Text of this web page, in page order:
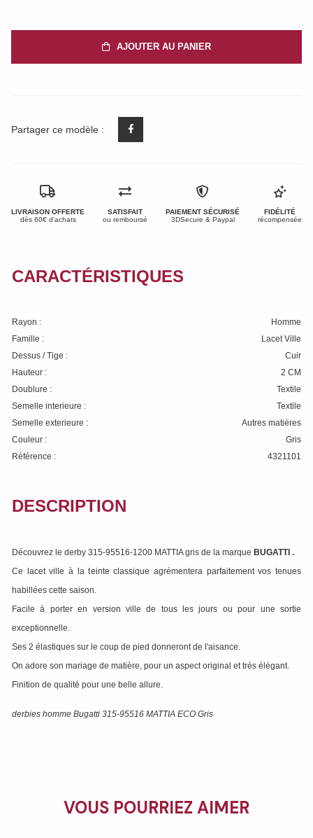
AJOUTER AU PANIER
Partager ce modèle :
LIVRAISON OFFERTE
dès 60€ d'achats
SATISFAIT
ou remboursé
PAIEMENT SÉCURISÉ
3DSecure & Paypal
FIDÉLITÉ
récompensée
CARACTÉRISTIQUES
Rayon :
Homme
Famille :
Lacet Ville
Dessus / Tige :
Cuir
Hauteur :
2 CM
Doublure :
Textile
Semelle interieure :
Textile
Semelle exterieure :
Autres matières
Couleur :
Gris
Référence :
4321101
DESCRIPTION
Découvrez le derby 315-95516-1200 MATTIA gris de la marque BUGATTI .
Ce lacet ville à la teinte classique agrémentera parfaitement vos tenues
habillées cette saison.
Facile à porter en version ville de tous les jours ou pour une sortie
exceptionnelle.
Ses 2 élastiques sur le coup de pied donneront de l'aisance.
On adore son mariage de matière, pour un aspect original et très élégant.
Finition de qualité pour une belle allure.
derbies homme Bugatti 315-95516 MATTIA ECO Gris
VOUS POURRIEZ AIMER